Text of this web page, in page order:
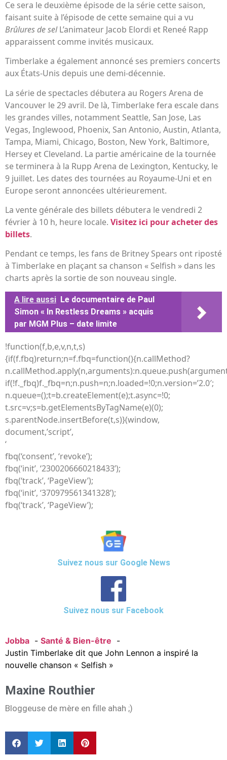
Ce sera le deuxième épisode de la série cette saison,
faisant suite à l’épisode de cette semaine qui a vu
Brûlures de selL’animateur Jacob Elordi et Reneé Rapp
apparaissent comme invités musicaux.
Timberlake a également annoncé ses premiers concerts
aux États-Unis depuis une demi-décennie.
La série de spectacles débutera au Rogers Arena de
Vancouver le 29 avril. De là, Timberlake fera escale dans
les grandes villes, notamment Seattle, San Jose, Las
Vegas, Inglewood, Phoenix, San Antonio, Austin, Atlanta,
Tampa, Miami, Chicago, Boston, New York, Baltimore,
Hersey et Cleveland. La partie américaine de la tournée
se terminera à la Rupp Arena de Lexington, Kentucky, le
9 juillet. Les dates des tournées au Royaume-Uni et en
Europe seront annoncées ultérieurement.
La vente générale des billets débutera le vendredi 2
février à 10 h, heure locale. Visitez ici pour acheter des
billets.
Pendant ce temps, les fans de Britney Spears ont riposté
à Timberlake en plaçant sa chanson « Selfish » dans les
charts après la sortie de son nouveau single.
A lire aussi Le documentaire de Paul
Simon « In Restless Dreams » acquis
par MGM Plus – date limite
!function(f,b,e,v,n,t,s)
{if(f.fbq)return;n=f.fbq=function(){n.callMethod?
if(!f._fbq)f._fbq=n;n.push=n;n.loaded=!0;n.version=’2.0′;
n.queue=();t=b.createElement(e);t.async=!0;
t.src=v;s=b.getElementsByTagName(e)(0);
s.parentNode.insertBefore(t,s)}(window,
document,’script’,
‘
fbq(‘consent’, ‘revoke’);
fbq(‘init’, ‘2300206660218433’);
fbq(‘track’, ‘PageView’);
fbq(‘init’, ‘370979561341328’);
fbq(‘track’, ‘PageView’);
Suivez nous sur Google News
Suivez nous sur Facebook
Jobba
Santé & Bien-être
Justin Timberlake dit que John Lennon a inspiré la
nouvelle chanson « Selfish »
Maxine Routhier
Bloggeuse de mère en fille ahah ;)